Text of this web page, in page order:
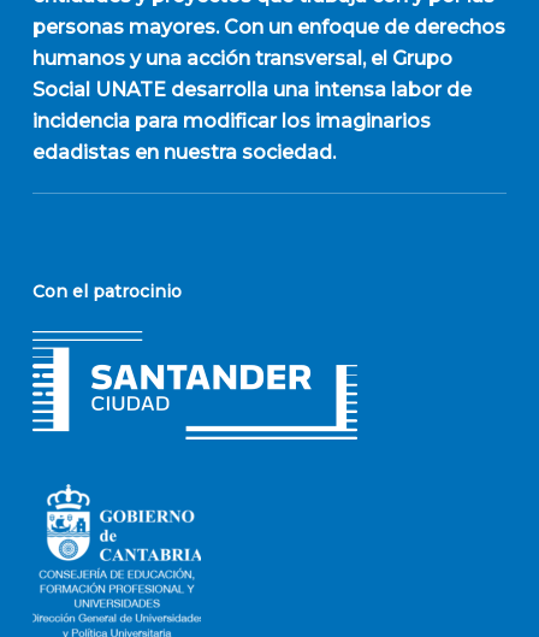
personas mayores. Con un enfoque de derechos
humanos y una acción transversal, el Grupo
Social UNATE desarrolla una intensa labor de
incidencia para modificar los imaginarios
edadistas en nuestra sociedad.
Con el patrocinio